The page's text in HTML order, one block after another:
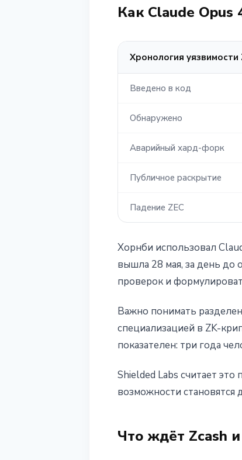
Как Claude Opus
Хронология уязвимости
Введено в код
Обнаружено
Аварийный хард-форк
Публичное раскрытие
Падение ZEC
Хорнби использовал
вышла 28 мая, за день до
проверок и
Важно понимать
специализацией в ZK-
показателен: три года
Shielded Labs считает
возможности
Что ждёт Zcash